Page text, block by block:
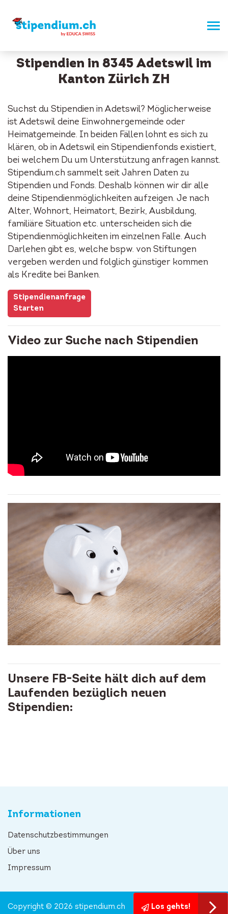
Stipendien in 8345 Adetswil im
Kanton Zürich ZH
Suchst du Stipendien in Adetswil? Möglicherweise
ist Adetswil deine Einwohnergemeinde oder
Heimatgemeinde. In beiden Fällen lohnt es sich zu
klären, ob in Adetswil ein Stipendienfonds existiert,
bei welchem Du um Unterstützung anfragen kannst.
Stipendium.ch sammelt seit Jahren Daten zu
Stipendien und Fonds. Deshalb können wir dir alle
deine Stipendienmöglichkeiten aufzeigen. Je nach
Alter, Wohnort, Heimatort, Bezirk, Ausbildung,
familiäre Situation etc. unterscheiden sich die
Stipendienmöglichkeiten im einzelnen Falle. Auch
Darlehen gibt es, welche bspw. von Stiftungen
vergeben werden und folglich günstiger kommen
als Kredite bei Banken.
Stipendienanfrage
Starten
Video zur Suche nach Stipendien
Unsere FB-Seite hält dich auf dem
Laufenden bezüglich neuen
Stipendien:
Informationen
Datenschutzbestimmungen
Über uns
Impressum
Los gehts!
Copyright © 2026 stipendium.ch